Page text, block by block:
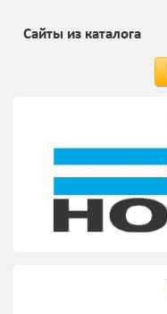
Сайты из каталога